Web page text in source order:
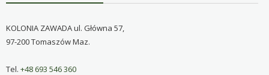
KOLONIA ZAWADA ul. Główna 57,
97-200 Tomaszów Maz.
Tel. +48 693 546 360